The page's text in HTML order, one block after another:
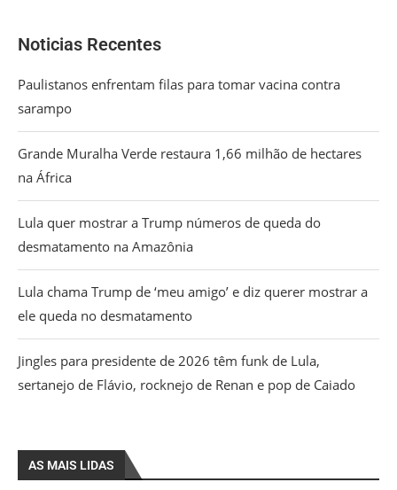
Noticias Recentes
Paulistanos enfrentam filas para tomar vacina contra
sarampo
Grande Muralha Verde restaura 1,66 milhão de hectares
na África
Lula quer mostrar a Trump números de queda do
desmatamento na Amazônia
Lula chama Trump de ‘meu amigo’ e diz querer mostrar a
ele queda no desmatamento
Jingles para presidente de 2026 têm funk de Lula,
sertanejo de Flávio, rocknejo de Renan e pop de Caiado
AS MAIS LIDAS